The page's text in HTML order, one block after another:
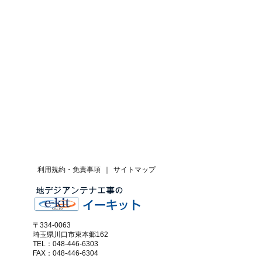
サイトマップ
利用規約・免責事項
〒334-0063
埼玉県川口市東本郷162
TEL：048-446-6303
FAX：048-446-6304